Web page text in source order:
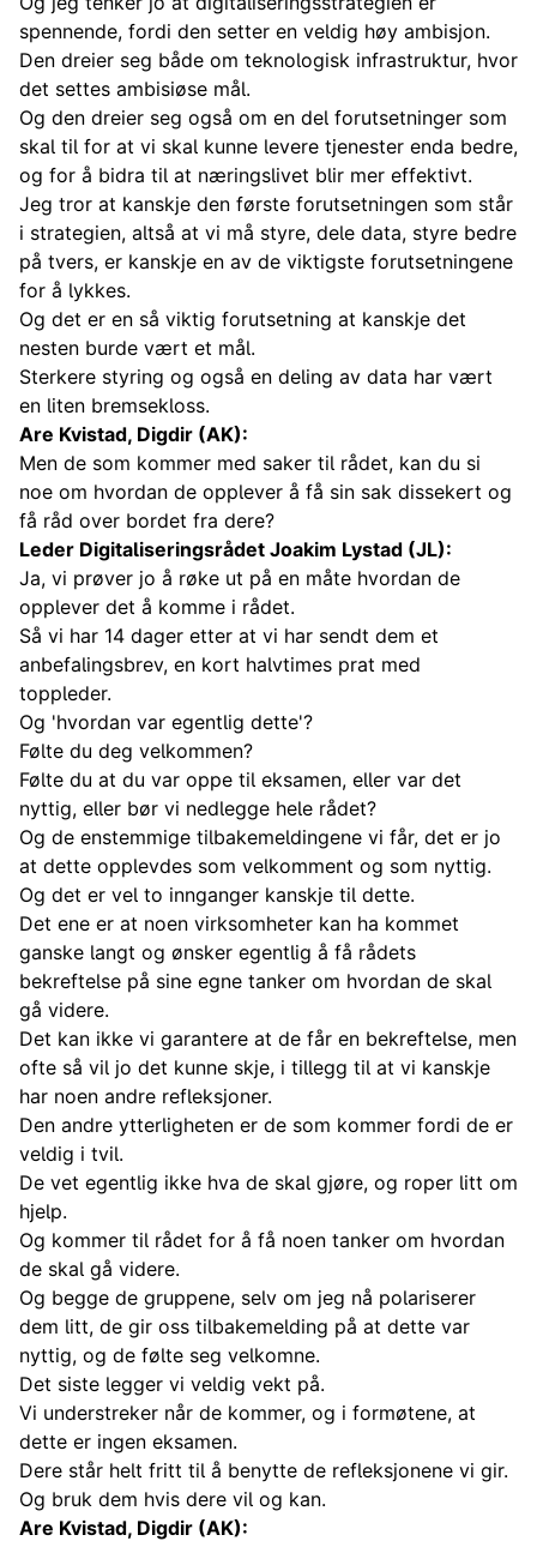
spennende, fordi den setter en veldig høy ambisjon.
Den dreier seg både om teknologisk infrastruktur, hvor
det settes ambisiøse mål.
Og den dreier seg også om en del forutsetninger som
skal til for at vi skal kunne levere tjenester enda bedre,
og for å bidra til at næringslivet blir mer effektivt.
Jeg tror at kanskje den første forutsetningen som står
i strategien, altså at vi må styre, dele data, styre bedre
på tvers, er kanskje en av de viktigste forutsetningene
for å lykkes.
Og det er en så viktig forutsetning at kanskje det
nesten burde vært et mål.
Sterkere styring og også en deling av data har vært
en liten bremsekloss.
Are Kvistad, Digdir (AK):
Men de som kommer med saker til rådet, kan du si
noe om hvordan de opplever å få sin sak dissekert og
få råd over bordet fra dere?
Leder Digitaliseringsrådet Joakim Lystad (JL):
Ja, vi prøver jo å røke ut på en måte hvordan de
opplever det å komme i rådet.
Så vi har 14 dager etter at vi har sendt dem et
anbefalingsbrev, en kort halvtimes prat med
toppleder.
Og 'hvordan var egentlig dette'?
Følte du deg velkommen?
Følte du at du var oppe til eksamen, eller var det
nyttig, eller bør vi nedlegge hele rådet?
Og de enstemmige tilbakemeldingene vi får, det er jo
at dette opplevdes som velkomment og som nyttig.
Og det er vel to innganger kanskje til dette.
Det ene er at noen virksomheter kan ha kommet
ganske langt og ønsker egentlig å få rådets
bekreftelse på sine egne tanker om hvordan de skal
gå videre.
Det kan ikke vi garantere at de får en bekreftelse, men
ofte så vil jo det kunne skje, i tillegg til at vi kanskje
har noen andre refleksjoner.
Den andre ytterligheten er de som kommer fordi de er
veldig i tvil.
De vet egentlig ikke hva de skal gjøre, og roper litt om
hjelp.
Og kommer til rådet for å få noen tanker om hvordan
de skal gå videre.
Og begge de gruppene, selv om jeg nå polariserer
dem litt, de gir oss tilbakemelding på at dette var
nyttig, og de følte seg velkomne.
Det siste legger vi veldig vekt på.
Vi understreker når de kommer, og i formøtene, at
dette er ingen eksamen.
Dere står helt fritt til å benytte de refleksjonene vi gir.
Og bruk dem hvis dere vil og kan.
Are Kvistad, Digdir (AK):